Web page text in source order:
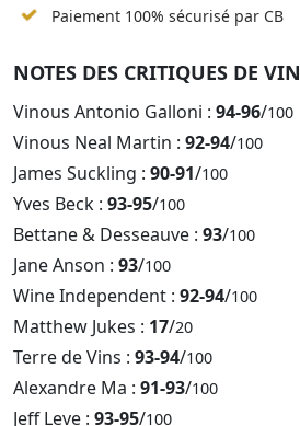
Paiement 100% sécurisé par CB
NOTES DES CRITIQUES DE VIN
Vinous Antonio Galloni : 94-96/100
Vinous Neal Martin : 92-94/100
James Suckling : 90-91/100
Yves Beck : 93-95/100
Bettane & Desseauve : 93/100
Jane Anson : 93/100
Wine Independent : 92-94/100
Matthew Jukes : 17/20
Terre de Vins : 93-94/100
Alexandre Ma : 91-93/100
Jeff Leve : 93-95/100